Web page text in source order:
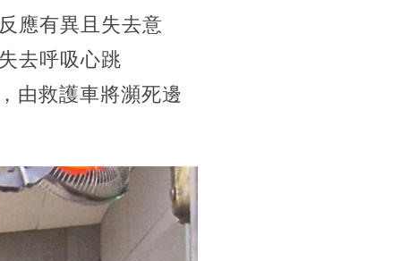
應有異且失去意
去呼吸心跳
由救護車將瀕死邊